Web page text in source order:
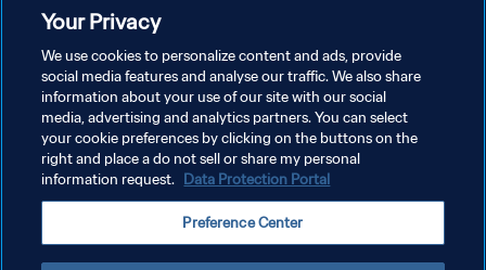
Berlin, Dienstag, 18. Juni 1974.
DATENSCHUTZ
NUTZUNGSBEDINGUNGEN
COOKIE-EINSTELLUNGEN VERWALTEN
Your Privacy
We use cookies to personalize content and ads, provide
social media features and analyse our traffic. We also share
information about your use of our site with our social
media, advertising and analytics partners. You can select
your cookie preferences by clicking on the buttons on the
right and place a do not sell or share my personal
information request. Data Protection Portal
Preference Center